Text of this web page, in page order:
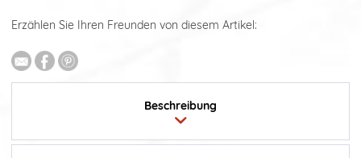
Erzählen Sie Ihren Freunden von diesem Artikel:
Beschreibung